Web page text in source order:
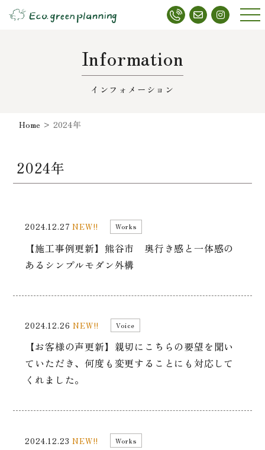
メニ
Information
インフォメーション
Home >2024年
2024年
2024.12.27NEW!! Works
【施工事例更新】熊谷市 奥行き感と一体感の
あるシンプルモダン外構
2024.12.26NEW!! Voice
【お客様の声更新】親切にこちらの要望を聞い
ていただき、何度も変更することにも対応して
くれました。
2024.12.23NEW!! Works